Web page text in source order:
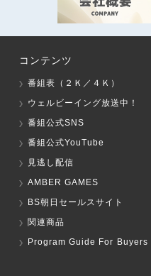
コンテンツ
番組表（２Ｋ／４Ｋ）
ウェルビーイング放送中！
番組公式SNS
番組公式YouTube
見逃し配信
AMBER GAMES
BS朝日セールスサイト
関連商品
Program Guide For Buyers